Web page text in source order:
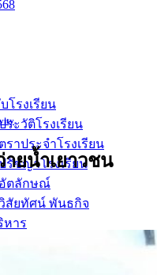
โรงเรียน
ระวัติโรงเรียน
ตราประจำโรงเรียน
รัชญาโรงเรียน
อัตลักษณ์
สัยทัศน์ พันธกิจ
หาร
ยน้ำเยาวชน